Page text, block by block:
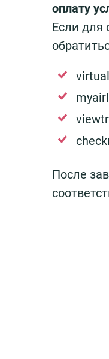
оплату
Если для
После